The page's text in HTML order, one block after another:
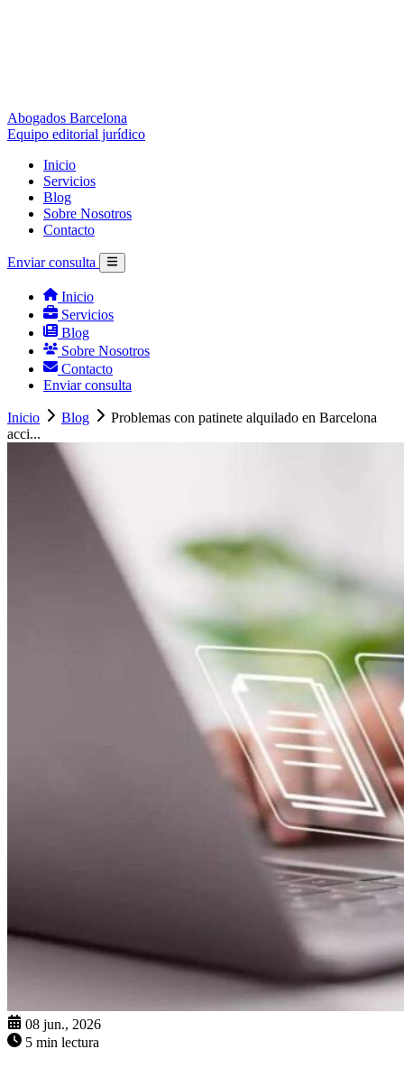
Abogados Barcelona
Equipo editorial jurídico
Inicio
Servicios
Blog
Sobre Nosotros
Contacto
Enviar consulta
Inicio
Servicios
Blog
Sobre Nosotros
Contacto
Enviar consulta
Inicio Blog
Problemas con patinete alquilado en Barcelona
acci...
08 jun., 2026
5 min lectura